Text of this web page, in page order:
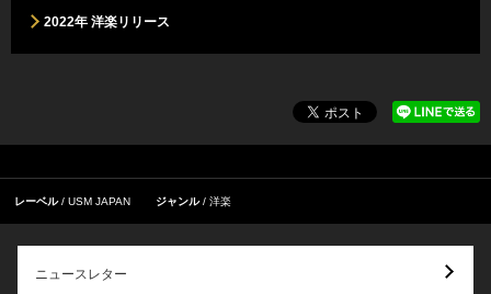
2022年 洋楽リリース
レーベル USM JAPAN ジャンル 洋楽
ニュースレター